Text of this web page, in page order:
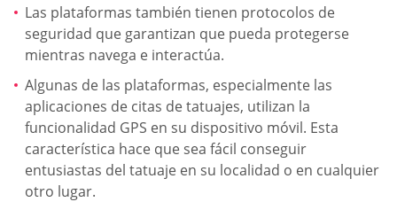
Las plataformas también tienen protocolos de
seguridad que garantizan que pueda protegerse
mientras navega e interactúa.
Algunas de las plataformas, especialmente las
aplicaciones de citas de tatuajes, utilizan la
funcionalidad GPS en su dispositivo móvil. Esta
característica hace que sea fácil conseguir
entusiastas del tatuaje en su localidad o en cualquier
otro lugar.